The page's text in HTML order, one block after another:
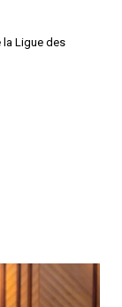
la Ligue des